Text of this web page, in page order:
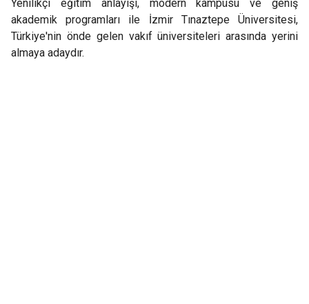
Yenilikçi eğitim anlayışı, modern kampüsü ve geniş
akademik programları ile İzmir Tınaztepe Üniversitesi,
Türkiye'nin önde gelen vakıf üniversiteleri arasında yerini
almaya adaydır.